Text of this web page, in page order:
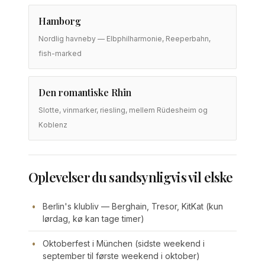
Hamborg
Nordlig havneby — Elbphilharmonie, Reeperbahn,
fish-marked
Den romantiske Rhin
Slotte, vinmarker, riesling, mellem Rüdesheim og
Koblenz
Oplevelser du sandsynligvis vil elske
Berlin's klubliv — Berghain, Tresor, KitKat (kun
lørdag, kø kan tage timer)
Oktoberfest i München (sidste weekend i
september til første weekend i oktober)